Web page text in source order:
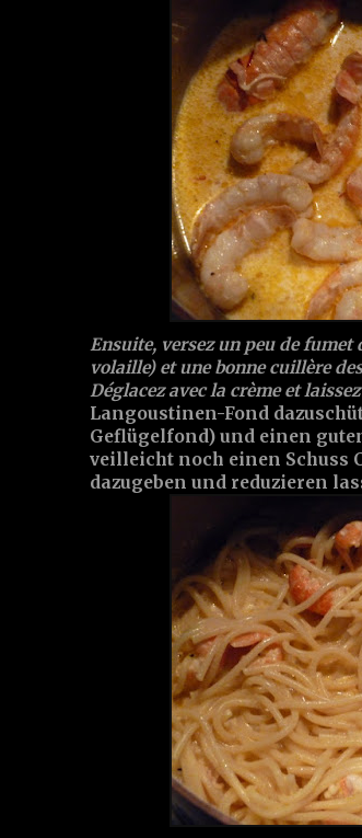
Ensuite, versez un peu de
volaille) et une bonne cuillère
Déglacez avec la crème et
Langoustinen-Fond
Geflügelfond) und einen
veilleicht noch einen Schuss
dazugeben und reduzieren